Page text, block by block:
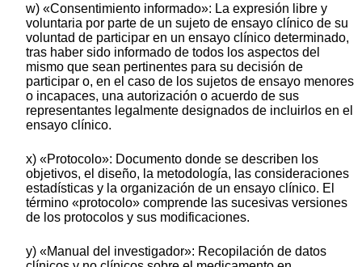
w) «Consentimiento informado»: La expresión libre y
voluntaria por parte de un sujeto de ensayo clínico de su
voluntad de participar en un ensayo clínico determinado,
tras haber sido informado de todos los aspectos del
mismo que sean pertinentes para su decisión de
participar o, en el caso de los sujetos de ensayo menores
o incapaces, una autorización o acuerdo de sus
representantes legalmente designados de incluirlos en el
ensayo clínico.
x) «Protocolo»: Documento donde se describen los
objetivos, el diseño, la metodología, las consideraciones
estadísticas y la organización de un ensayo clínico. El
término «protocolo» comprende las sucesivas versiones
de los protocolos y sus modificaciones.
y) «Manual del investigador»: Recopilación de datos